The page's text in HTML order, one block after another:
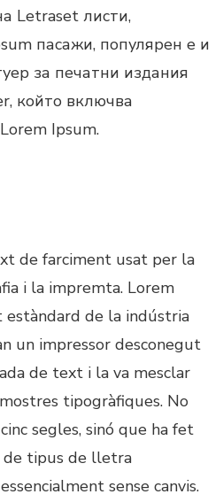
Letraset листи,
пасажи, популярен е и
за печатни издания
който включва
Ipsum.
de farciment usat per la
i la impremta. Lorem
de la indústria
un impressor desconegut
de text i la va mesclar
tipogràfiques. No
segles, sinó que ha fet
de tipus de lletra
sense canvis.